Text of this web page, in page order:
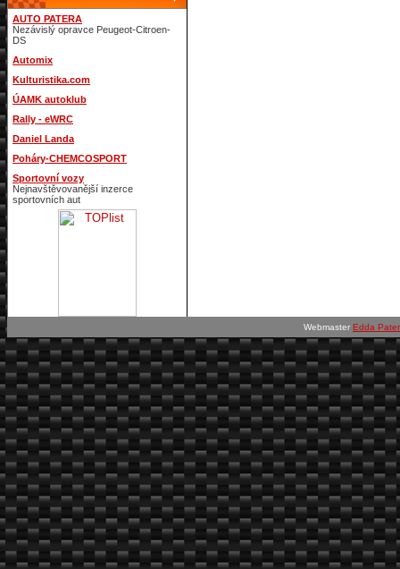
AUTO PATERA
Nezávislý opravce Peugeot-Citroen-
DS
Automix
Kulturistika.com
ÚAMK autoklub
Rally - eWRC
Daniel Landa
Poháry-CHEMCOSPORT
Sportovní vozy
Nejnavštěvovanější inzerce
sportovních aut
Webmaster Edda